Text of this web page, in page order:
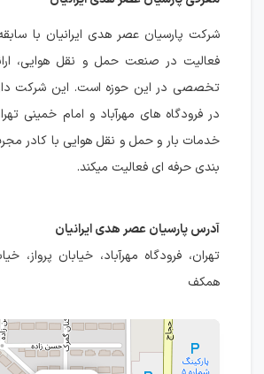
فعالیت در صنعت حمل و نقل هوایی،
تخصصی در این حوزه است. این شرکت
در فرودگاه های مهرآباد و امام خمینی
خدمات بار و حمل و نقل هوایی با کادر
بندی حرفه ای فعالیت میکند.
آدرس پارسیان عصر هدی ایرانیان
تهران، فرودگاه مهرآباد، خیابان پرواز،
همکف